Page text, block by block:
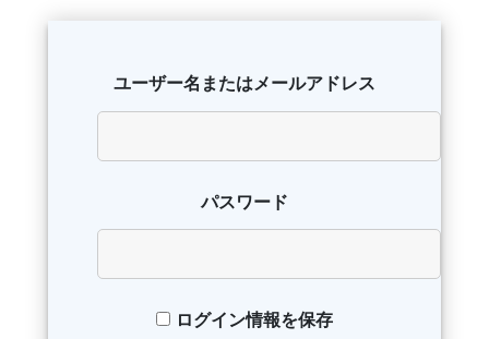
ユーザー名またはメールアドレス
パスワード
ログイン情報を保存